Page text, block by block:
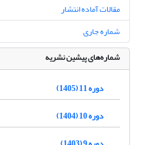
مقالات آماده انتشار
شماره جاری
شماره‌های پیشین نشریه
دوره 11 (1405)
دوره 10 (1404)